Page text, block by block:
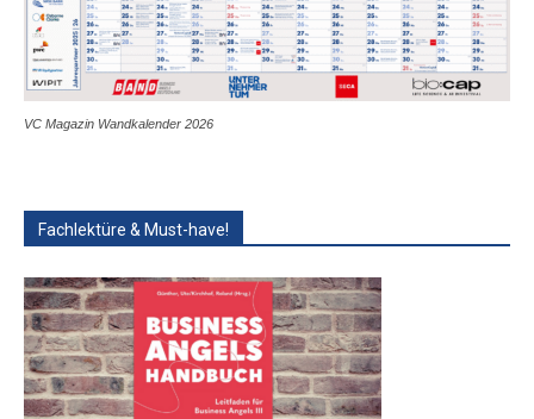
VC Magazin Wandkalender 2026
Fachlektüre & Must-have!